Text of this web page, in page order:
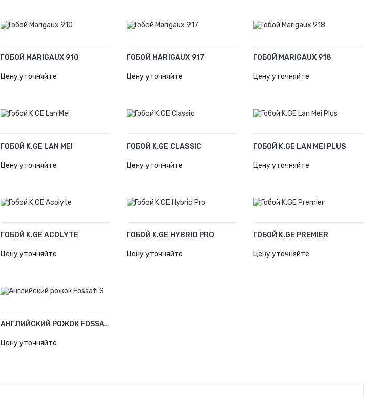
ГОБОЙ MARIGAUX 910
Цену уточняйте
ГОБОЙ MARIGAUX 917
Цену уточняйте
ГОБОЙ MARIGAUX 918
Цену уточняйте
ГОБОЙ K.GE LAN MEI
Цену уточняйте
ГОБОЙ K.GE CLASSIC
Цену уточняйте
ГОБОЙ K.GE LAN MEI PLUS
Цену уточняйте
ГОБОЙ K.GE ACOLYTE
Цену уточняйте
ГОБОЙ K.GE HYBRID PRO
Цену уточняйте
ГОБОЙ K.GE PREMIER
Цену уточняйте
АНГЛИЙСКИЙ РОЖОК FOSSATI S
Цену уточняйте